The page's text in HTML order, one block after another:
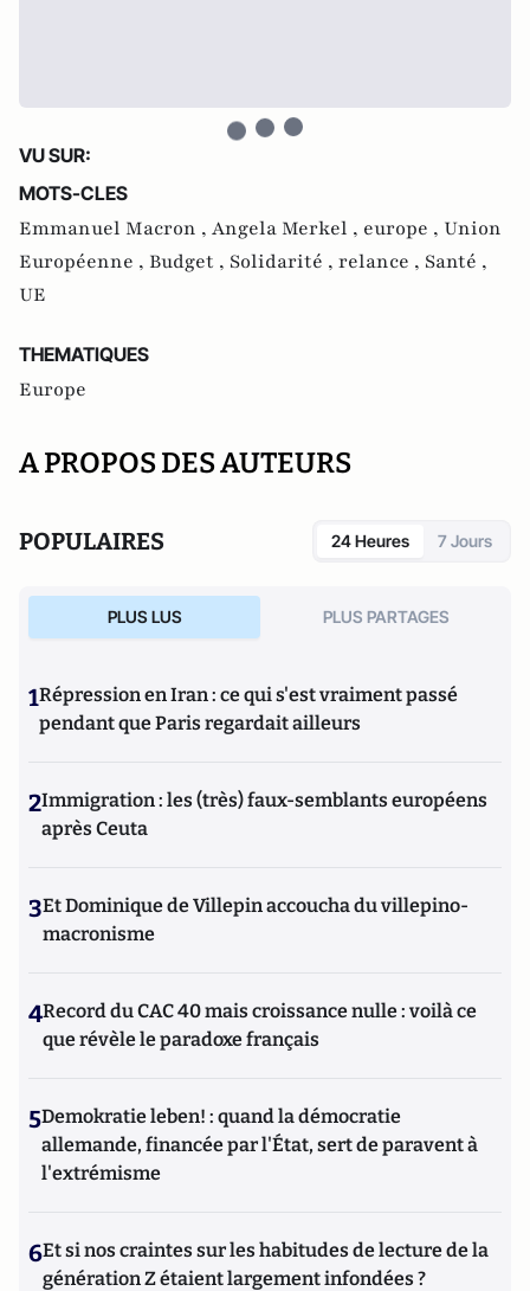
VU SUR:
MOTS-CLES
Emmanuel Macron , Angela Merkel , europe , Union
Européenne , Budget , Solidarité , relance , Santé ,
UE
THEMATIQUES
Europe
A PROPOS DES AUTEURS
POPULAIRES 24 Heures 7 Jours
PLUS LUS PLUS PARTAGES
1Répression en Iran : ce qui s'est vraiment passé
pendant que Paris regardait ailleurs
2Immigration : les (très) faux-semblants européens
après Ceuta
3Et Dominique de Villepin accoucha du villepino-
macronisme
4Record du CAC 40 mais croissance nulle : voilà ce
que révèle le paradoxe français
5Demokratie leben! : quand la démocratie
allemande, financée par l'État, sert de paravent à
l'extrémisme
6Et si nos craintes sur les habitudes de lecture de la
génération Z étaient largement infondées ?